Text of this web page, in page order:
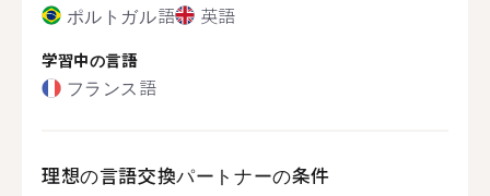
ポルトガル語 英語
学習中の言語
フランス語
理想の言語交換パートナーの条件